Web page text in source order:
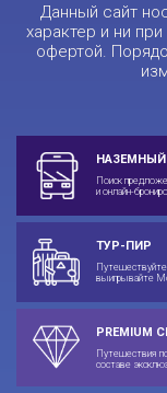
Данный сайт
характер и ни
офертой.
Поиск
и онлайн-
ТУР-ПИР
Путешествуйте
выигрывайте
PREMIUM
Путешествия
составе